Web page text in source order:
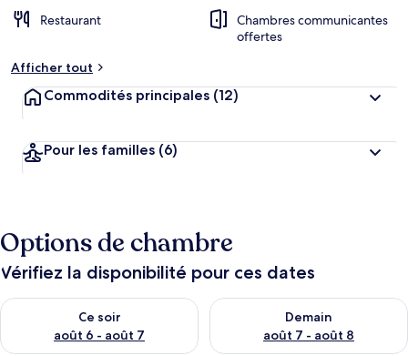
Restaurant
Chambres communicantes
offertes
Afficher tout
Commodités principales (12)
Pour les familles (6)
Options de chambre
Vérifiez la disponibilité pour ces dates
Ce soir
août 6 - août 7
Vérifier la disponibilité pour ce soir août 6 - août 7
Demain
août 7 - août 8
Vérifier la disponibilité pour